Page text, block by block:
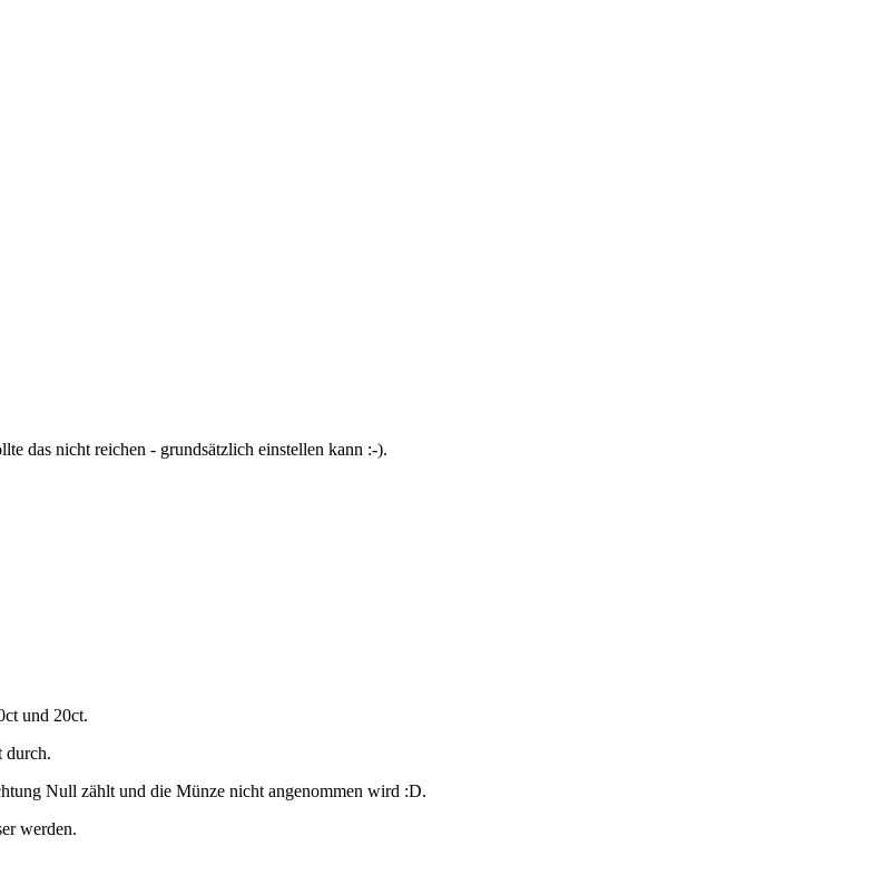
das nicht reichen - grundsätzlich einstellen kann :-).
und 20ct.
durch.
Null zählt und die Münze nicht angenommen wird :D.
werden.